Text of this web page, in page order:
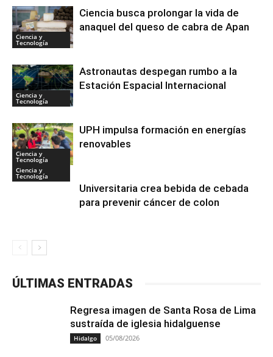
Ciencia y
Tecnología
Ciencia busca prolongar la vida de
anaquel del queso de cabra de Apan
Ciencia y
Tecnología
Astronautas despegan rumbo a la
Estación Espacial Internacional
Ciencia y
Tecnología
UPH impulsa formación en energías
renovables
Ciencia y
Tecnología
Universitaria crea bebida de cebada
para prevenir cáncer de colon
ÚLTIMAS ENTRADAS
Regresa imagen de Santa Rosa de Lima
sustraída de iglesia hidalguense
Hidalgo 05/08/2026